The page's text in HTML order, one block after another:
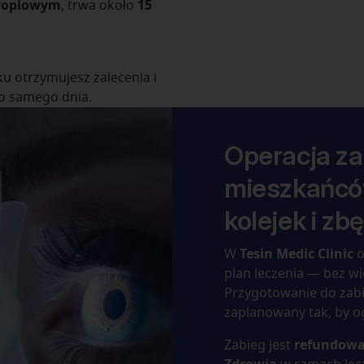
, trwa około 15
otrzymujesz zalecenia i
samego dnia.
Operacja
kolejek i
W Tesin Medic Clinic
plan leczenia — bez
Przygotowanie do
zaplanowany tak, by
Zabieg jest